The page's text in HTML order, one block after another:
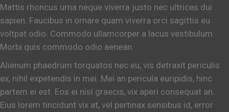
Mattis rhoncus urna neque viverra justo nec ultrices dui
sapien. Faucibus in ornare quam viverra orci sagittis eu
voltpat odio. Commodo ullamcorper a lacus vestibulum.
Morbi quis commodo odio aenean.
Alienum phaedrum torquatos nec eu, vis detraxit periculis
ex, nihil expetendis in mei. Mei an pericula euripidis, hinc
partem ei est. Eos ei nisl graecis, vix aperi consequat an.
Eius lorem tincidunt vix at, vel pertinax sensibus id, error